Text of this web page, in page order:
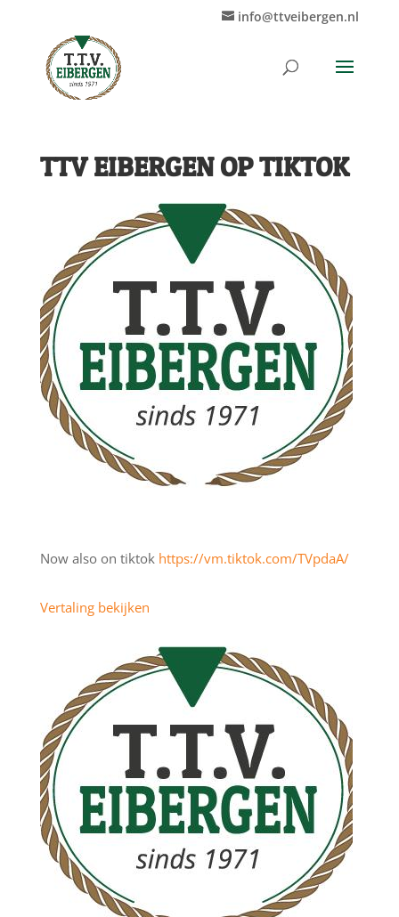
info@ttveibergen.nl
TTV EIBERGEN OP TIKTOK
Now also on tiktok https://vm.tiktok.com/TVpdaA/
Vertaling bekijken